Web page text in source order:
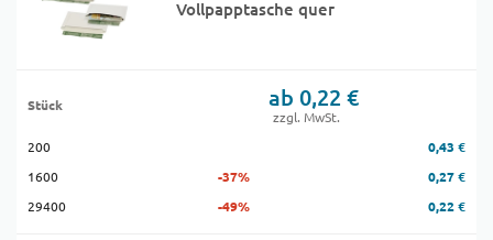
Vollpapptasche quer
Stück ab 0,22 €
zzgl. MwSt.
200
0,43 €
1600
-37%
0,27 €
29400
-49% 0,22 €